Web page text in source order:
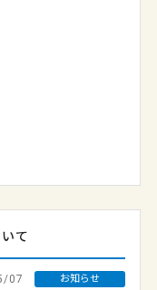
て
07 お知らせ